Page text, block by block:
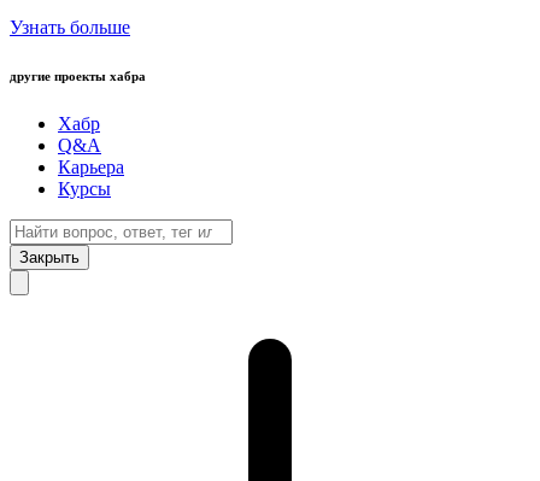
Узнать больше
другие проекты хабра
Хабр
Q&A
Карьера
Курсы
Закрыть